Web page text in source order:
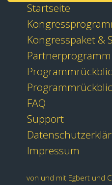
Startseite
Kongresspaket &
Partnerprogramm
FAQ
Support
Impressum
von und mit Egbert und